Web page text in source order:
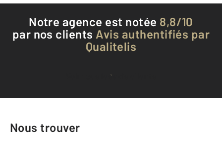
Notre agence est notée 8,8/10
par nos clients Avis authentifiés par
Qualitelis
Voir tous les avis clients
Nous trouver